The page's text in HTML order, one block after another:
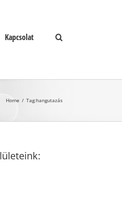
Kapcsolat
Home / Tag:hangutazás